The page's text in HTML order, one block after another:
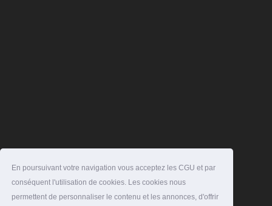
En poursuivant votre navigation vous acceptez les CGU et par
conséquent l'utilisation de cookies. Les cookies nous
permettent de personnaliser le contenu et les annonces, d'offrir